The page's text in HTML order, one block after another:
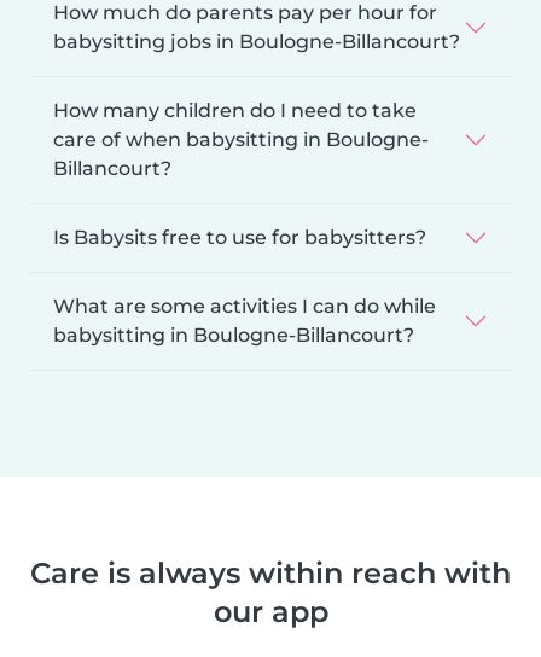
How much do parents pay per hour for
babysitting jobs in Boulogne-Billancourt?
How many children do I need to take
care of when babysitting in Boulogne-
Billancourt?
Is Babysits free to use for babysitters?
What are some activities I can do while
babysitting in Boulogne-Billancourt?
Care is always within reach with
our app